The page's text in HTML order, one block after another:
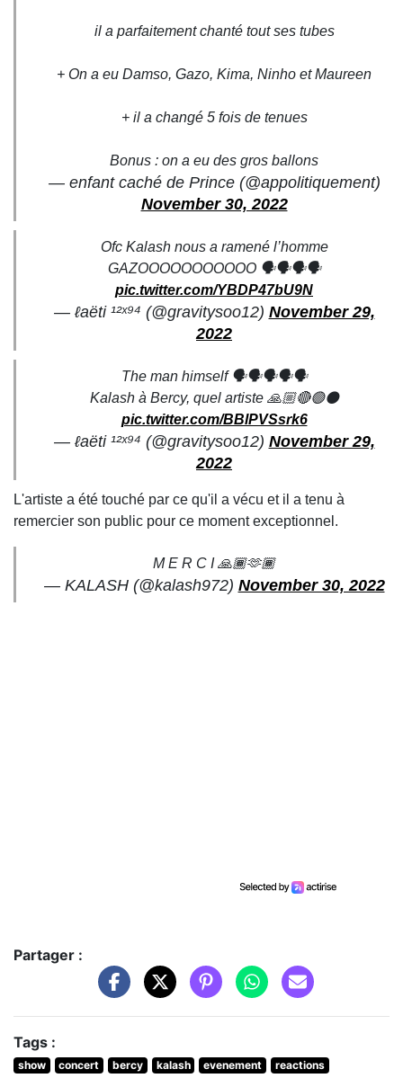
il a parfaitement chanté tout ses tubes
+ On a eu Damso, Gazo, Kima, Ninho et Maureen
+ il a changé 5 fois de tenues
Bonus : on a eu des gros ballons
— enfant caché de Prince (@appolitiquement)
November 30, 2022
Ofc Kalash nous a ramené l’homme
GAZOOOOOOOOOOO 🗣🗣🗣🗣
pic.twitter.com/YBDP47bU9N
— ℓaëti ¹²ˣ⁹⁴ (@gravitysoo12) November 29,
2022
The man himself 🗣🗣🗣🗣🗣
Kalash à Bercy, quel artiste 🙏🏼🔴🟢⚫️
pic.twitter.com/BBlPVSsrk6
— ℓaëti ¹²ˣ⁹⁴ (@gravitysoo12) November 29,
2022
L'artiste a été touché par ce qu'il a vécu et il a tenu à
remercier son public pour ce moment exceptionnel.
M E R C I 🙏🏾🫶🏾
— KALASH (@kalash972) November 30, 2022
Partager :
Tags :
show concert bercy kalash evenement
reactions